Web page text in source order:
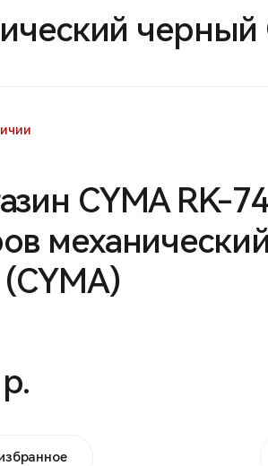
черный
CYMA RK-